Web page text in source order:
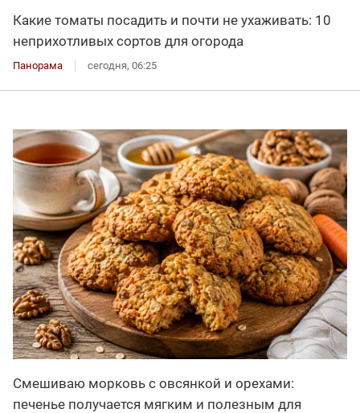
Какие томаты посадить и почти не ухаживать: 10
неприхотливых сортов для огорода
Панорама сегодня, 06:25
Смешиваю морковь с овсянкой и орехами:
печенье получается мягким и полезным для